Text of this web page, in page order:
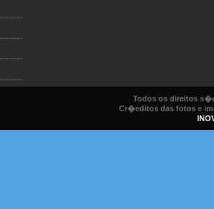
Todos os direitos
Cr�editos das fotos e